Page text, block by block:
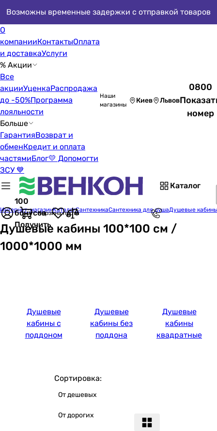
Возможны временные задержки с отправкой товаров
О
компанииКонтактыОплата
и доставкаУслуги
% Акции
Все
акцииУценкаРаспродажа
до -50%Программа
лояльности
Больше
ГарантияВозврат и
обменКредит и оплата
частямиБлог💛 Допомогти
ЗСУ 💙
Наши
магазины
Киев Львов
0800
номер
Каталог
100
бонусов
Получить
Корзина пуста
Интернет-магазинКаталогСантехникаСантехника для душаДушевые
Душевые кабины 100*100 см /
1000*1000 мм
Душевые
кабины с
поддоном
Душевые
кабины без
поддона
Душевые
кабины
квадратные
Сортировка:
От дешевых
От дорогих